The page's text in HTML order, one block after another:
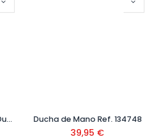
Conjunto Termostático Ducha Negro Ref. 19039301NM Ducha de Mano Ref. 134748
39,95 €